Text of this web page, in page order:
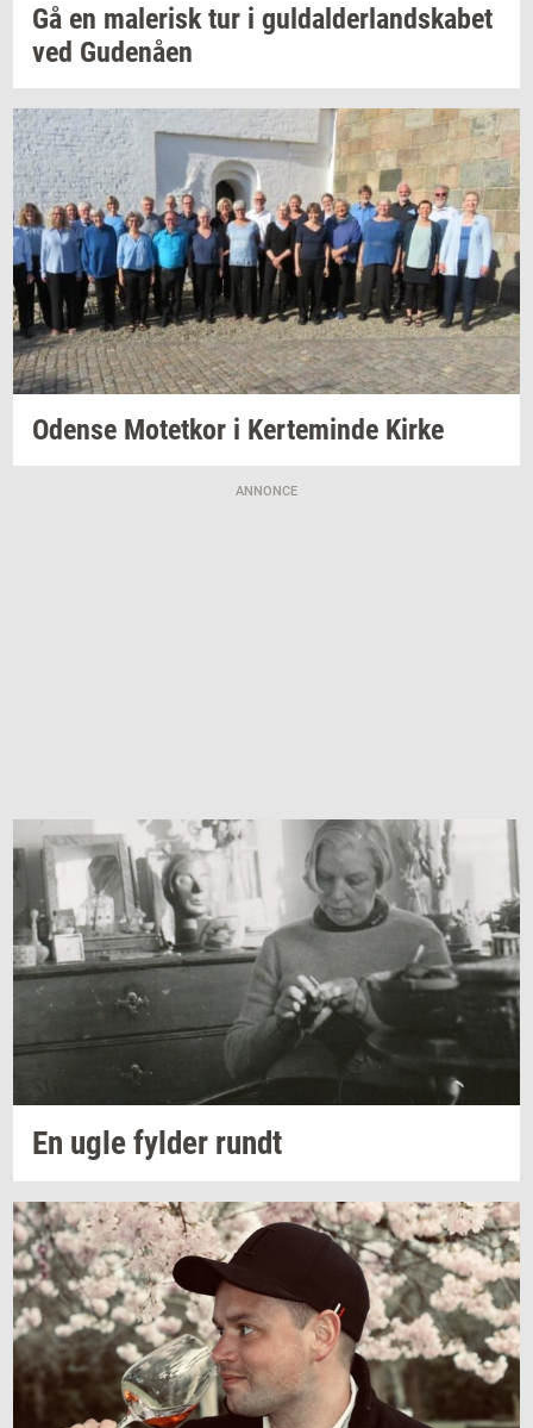
Gå en ma­le­risktur i gul­dal­der­land­ska­bet
ved Gu­denå­en
Oden­se Mo­tet­kor i Ker­te­min­de Kirke
ANNONCE
En uglefyl­der rundt